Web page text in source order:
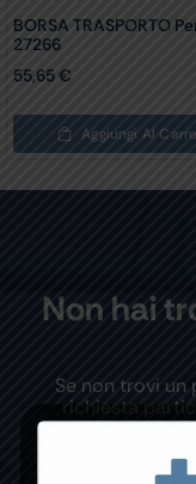
BORSA TRASPORTO
27266
55,65€
Aggiungi Al
Non hai
Se non trovi
richiesta